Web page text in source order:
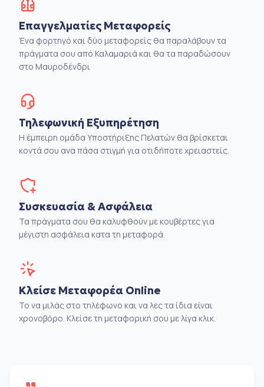
Επαγγελματίες Μεταφορείς
Ένα φορτηγό και δύο μεταφορείς θα παραλάβουν τα
πράγματα σου από Καλαμαριά και θα τα παραδώσουν
στο Μαυροδένδρι
Τηλεφωνική Εξυπηρέτηση
Η έμπειρη ομάδα Υποστήριξης Πελατών θα βρίσκεται
κοντά σου ανα πάσα στιγμή για οτιδήποτε χρειαστείς.
Συσκευασία & Ασφάλεια
Τα πράγματα σου θα καλυφθούν με κουβέρτες για
μέγιστη ασφάλεια κατα τη μεταφορά.
Κλείσε Μεταφορέα Online
Το να μιλάς στο τηλέφωνο και να λες τα ίδια είναι
χρονοβόρο. Κλείσε τη μεταφορική σου με λίγα κλικ.